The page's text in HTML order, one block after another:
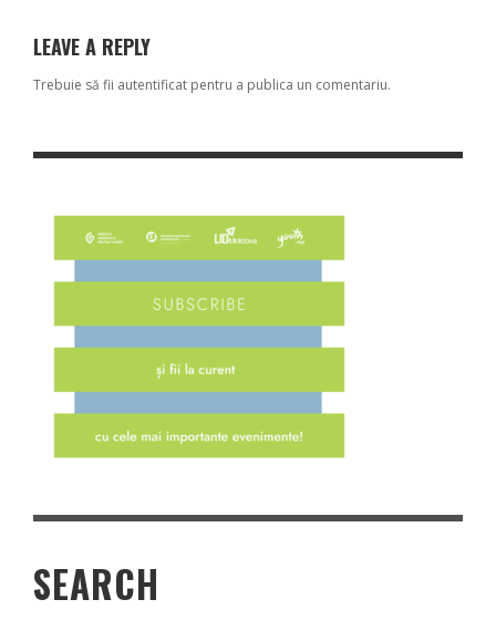
LEAVE A REPLY
Trebuie să fii autentificat pentru a publica un comentariu.
SEARCH